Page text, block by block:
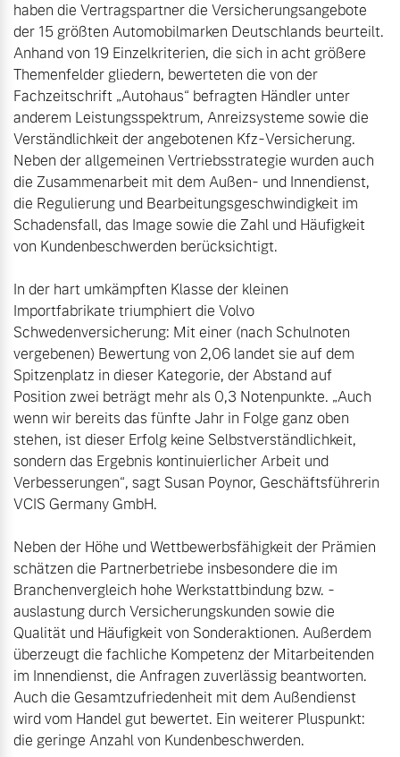
haben die Vertragspartner die Versicherungsangebote
der 15 größten Automobilmarken Deutschlands beurteilt.
Anhand von 19 Einzelkriterien, die sich in acht größere
Themenfelder gliedern, bewerteten die von der
Fachzeitschrift „Autohaus“ befragten Händler unter
anderem Leistungsspektrum, Anreizsysteme sowie die
Verständlichkeit der angebotenen Kfz-Versicherung.
Neben der allgemeinen Vertriebsstrategie wurden auch
die Zusammenarbeit mit dem Außen- und Innendienst,
die Regulierung und Bearbeitungsgeschwindigkeit im
Schadensfall, das Image sowie die Zahl und Häufigkeit
In der hart umkämpften Klasse der kleinen
Importfabrikate triumphiert die Volvo
Schwedenversicherung: Mit einer (nach Schulnoten
vergebenen) Bewertung von 2,06 landet sie auf dem
Spitzenplatz in dieser Kategorie, der Abstand auf
Position zwei beträgt mehr als 0,3 Notenpunkte. „Auch
wenn wir bereits das fünfte Jahr in Folge ganz oben
stehen, ist dieser Erfolg keine Selbstverständlichkeit,
sondern das Ergebnis kontinuierlicher Arbeit und
Verbesserungen“, sagt Susan Poynor, Geschäftsführerin
Neben der Höhe und Wettbewerbsfähigkeit der Prämien
schätzen die Partnerbetriebe insbesondere die im
Branchenvergleich hohe Werkstattbindung bzw. -
auslastung durch Versicherungskunden sowie die
Qualität und Häufigkeit von Sonderaktionen. Außerdem
überzeugt die fachliche Kompetenz der Mitarbeitenden
im Innendienst, die Anfragen zuverlässig beantworten.
Auch die Gesamtzufriedenheit mit dem Außendienst
wird vom Handel gut bewertet. Ein weiterer Pluspunkt: